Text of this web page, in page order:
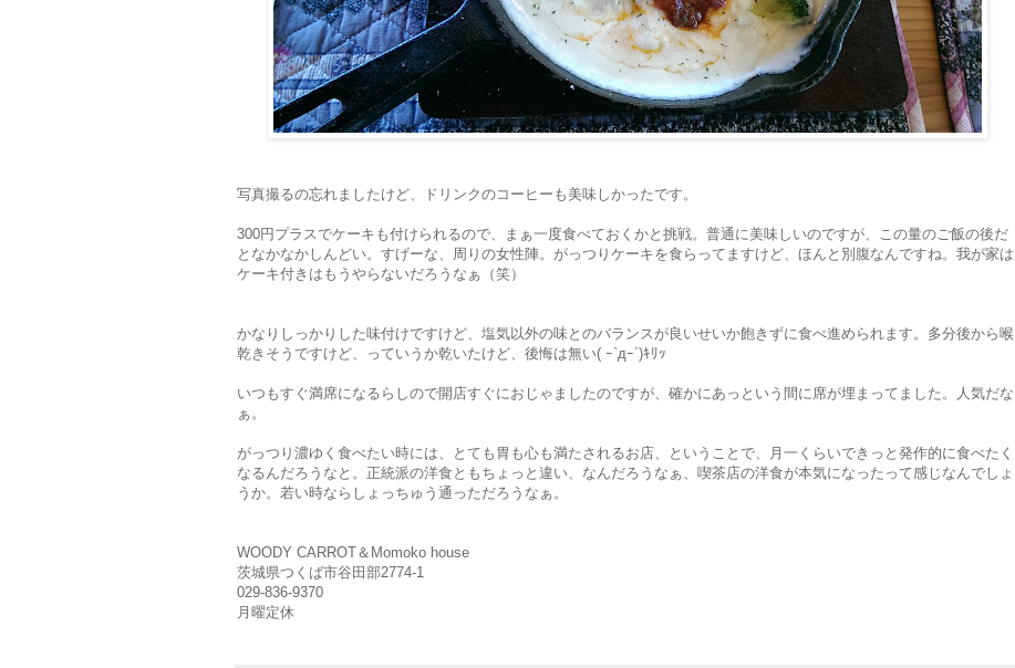
写真撮るの忘れましたけど、ドリンクのコーヒーも美味しかったです。
300円プラスでケーキも付けられるので、まぁ一度食べておくかと挑戦。普通に美味しいのですが、この量のご飯の後だ
となかなかしんどい。すげーな、周りの女性陣。がっつりケーキを食らってますけど、ほんと別腹なんですね。我が家は
ケーキ付きはもうやらないだろうなぁ（笑）
かなりしっかりした味付けですけど、塩気以外の味とのバランスが良いせいか飽きずに食べ進められます。多分後から喉
乾きそうですけど、っていうか乾いたけど、後悔は無い( ｰ`дｰ´)ｷﾘｯ
いつもすぐ満席になるらしので開店すぐにおじゃましたのですが、確かにあっという間に席が埋まってました。人気だな
ぁ。
がっつり濃ゆく食べたい時には、とても胃も心も満たされるお店、ということで、月一くらいできっと発作的に食べたく
なるんだろうなと。正統派の洋食ともちょっと違い、なんだろうなぁ、喫茶店の洋食が本気になったって感じなんでしょ
うか。若い時ならしょっちゅう通っただろうなぁ。
WOODY CARROT＆Momoko house
茨城県つくば市谷田部2774-1
029-836-9370
月曜定休